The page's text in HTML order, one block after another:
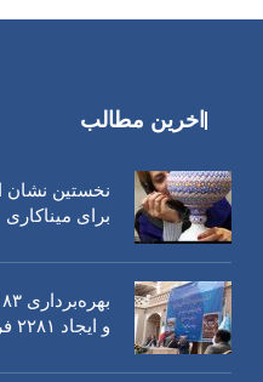
اخرین مطالب
نخستین نشان
برای میناکاری
و ایجاد ٢٢٨١ فرصت شغلی